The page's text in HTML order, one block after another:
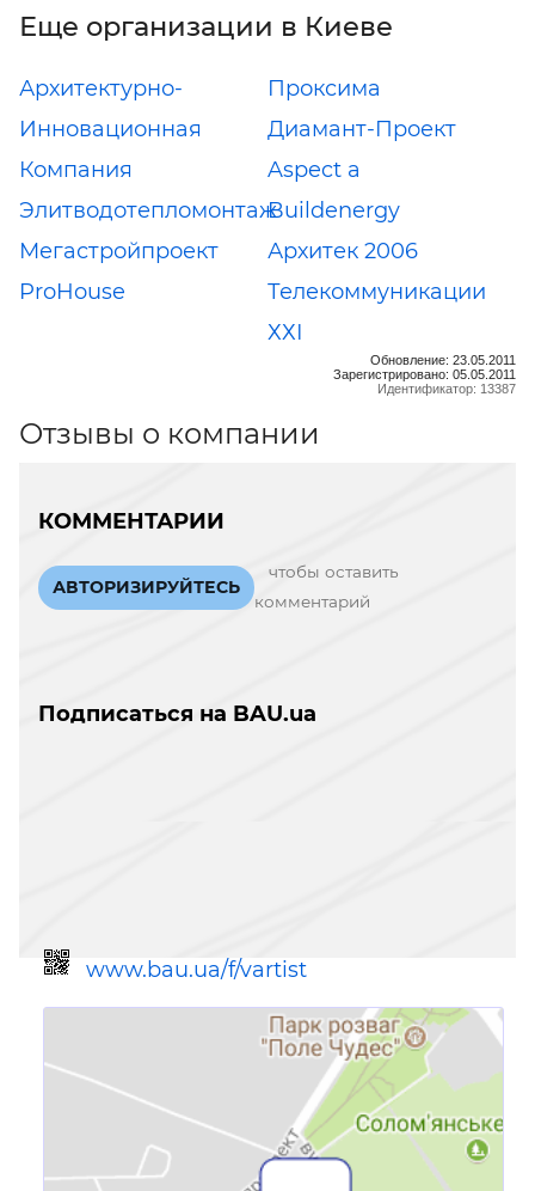
Еще организации в Киеве
Архитектурно-
Инновационная
Компания
Проксима
Диамант-Проект
Aspect a
ЭлитводотепломонтажBuildenergy
Мегастройпроект
Архитек 2006
ProHouse
Телекоммуникации
ХХІ
Обновление: 23.05.2011
Зарегистрировано: 05.05.2011
Идентификатор: 13387
Отзывы о компании
КОММЕНТАРИИ
АВТОРИЗИРУЙТЕСЬ
чтобы оставить
комментарий
Подписаться на BAU.ua
www.bau.ua/f/vartist
Ссылка для мобильных устройств